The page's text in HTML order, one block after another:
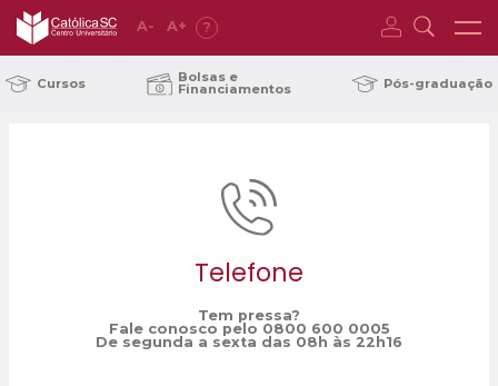
A- A+ ?
Cursos Bolsas e
Financiamentos Pós-graduação
Telefone
Tem pressa?
Fale conosco pelo 0800 600 0005
De segunda a sexta das 08h às 22h16